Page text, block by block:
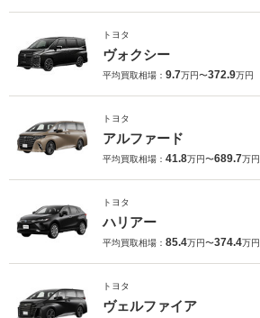
トヨタ
ヴォクシー
平均買取相場： 9.7万円〜372.9万円
トヨタ
アルファード
平均買取相場： 41.8万円〜689.7万円
トヨタ
ハリアー
平均買取相場： 85.4万円〜374.4万円
トヨタ
ヴェルファイア